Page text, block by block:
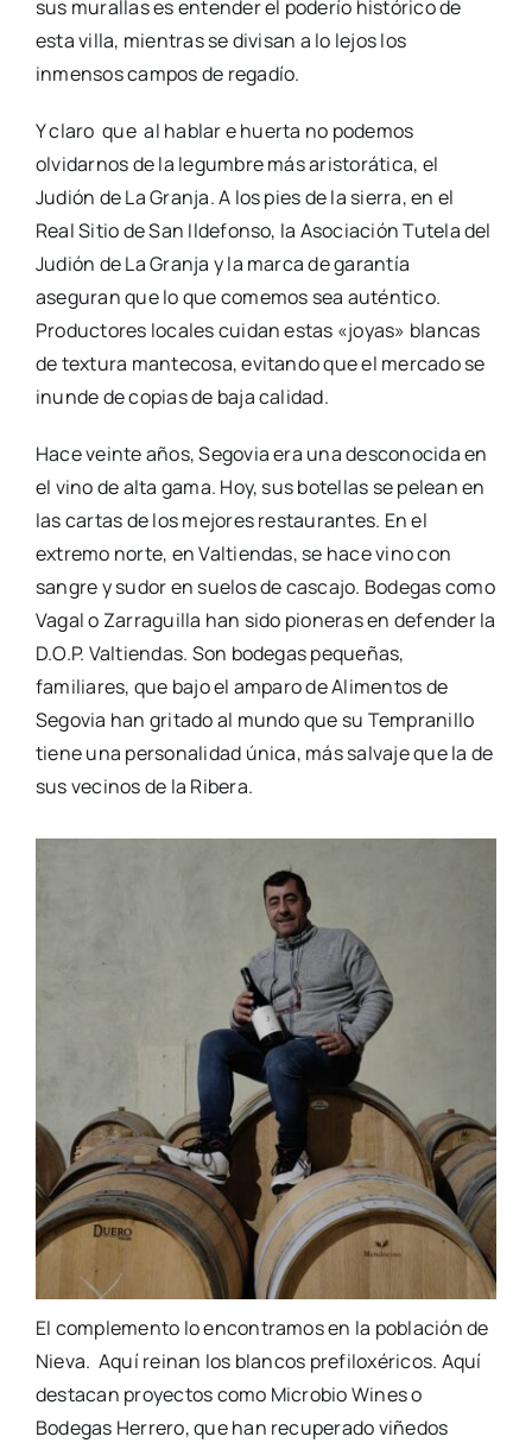
sus murallas es entender el poderío histórico de
esta villa, mientras se divisan a lo lejos los
inmensos campos de regadío.
Y claro que al hablar e huerta no podemos
olvidarnos de la legumbre más aristorática, el
Judión de La Granja. A los pies de la sierra, en el
Real Sitio de San Ildefonso, la Asociación Tutela del
Judión de La Granja y la marca de garantía
aseguran que lo que comemos sea auténtico.
Productores locales cuidan estas «joyas» blancas
de textura mantecosa, evitando que el mercado se
inunde de copias de baja calidad.
Hace veinte años, Segovia era una desconocida en
el vino de alta gama. Hoy, sus botellas se pelean en
las cartas de los mejores restaurantes. En el
extremo norte, en Valtiendas, se hace vino con
sangre y sudor en suelos de cascajo. Bodegas como
Vagal o Zarraguilla han sido pioneras en defender la
D.O.P. Valtiendas. Son bodegas pequeñas,
familiares, que bajo el amparo de Alimentos de
Segovia han gritado al mundo que su Tempranillo
tiene una personalidad única, más salvaje que la de
sus vecinos de la Ribera.
El complemento lo encontramos en la población de
Nieva. Aquí reinan los blancos prefiloxéricos. Aquí
destacan proyectos como Microbio Wines o
Bodegas Herrero, que han recuperado viñedos